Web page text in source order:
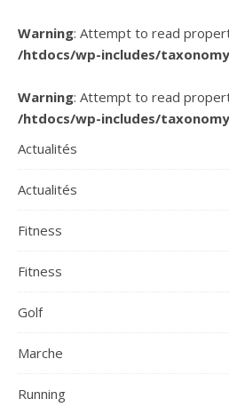
Warning: Attempt to read
/htdocs/wp-includes/
Warning: Attempt to read
/htdocs/wp-includes/
Actualités
Actualités
Fitness
Fitness
Golf
Marche
Running